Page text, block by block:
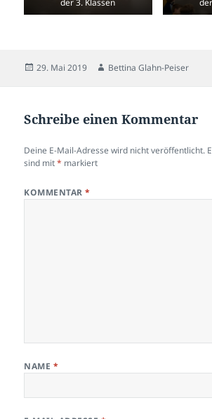
der 3. Klassen
Veröffentlicht
29. Mai 2019 Autor
Bettina Glahn-Peiser
Schreibe einen Kommentar
Deine E-Mail-Adresse wird nicht veröffentlicht.
sind mit* markiert
KOMMENTAR*
NAME *